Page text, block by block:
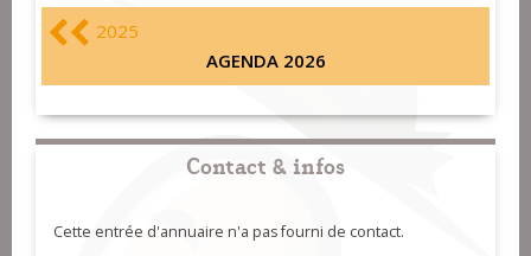
2025
AGENDA 2026
Contact & infos
Cette entrée d'annuaire n'a pas fourni de contact.